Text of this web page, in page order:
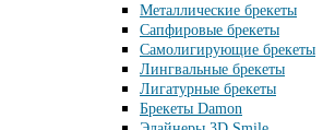
Металлические брекеты
Сапфировые брекеты
Самолигирующие брекеты
Лингвальные брекеты
Лигатурные брекеты
Брекеты Damon